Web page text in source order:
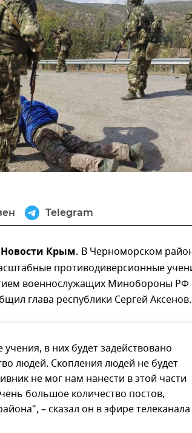
Telegram
Крым. В Черноморском
противодиверсионные
военнослужащих Минобороны РФ
глава республики Сергей Аксенов.
в них будет задействовано
людей. Скопления людей не будет
не мог нам нанести в этой части
большое количество постов,
– сказал он в эфире телеканала